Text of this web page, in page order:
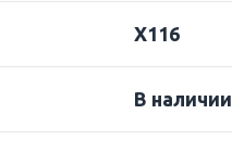
X116
В наличии